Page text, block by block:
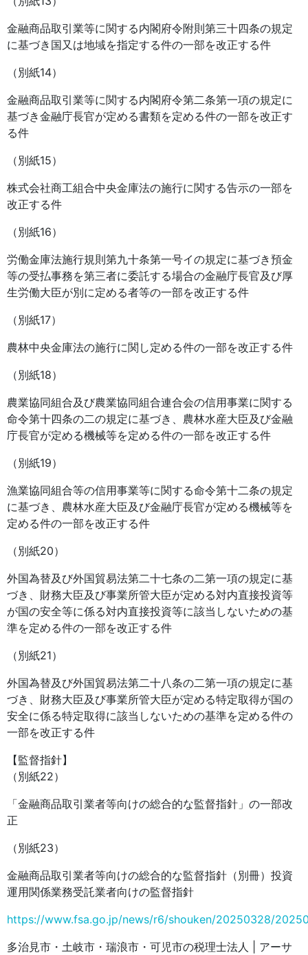
金融商品取引業等に関する内閣府令附則第三十四条の規定
に基づき国又は地域を指定する件の一部を改正する件
（別紙14）
金融商品取引業等に関する内閣府令第二条第一項の規定に
基づき金融庁長官が定める書類を定める件の一部を改正す
る件
（別紙15）
株式会社商工組合中央金庫法の施行に関する告示の一部を
改正する件
（別紙16）
労働金庫法施行規則第九十条第一号イの規定に基づき預金
等の受払事務を第三者に委託する場合の金融庁長官及び厚
生労働大臣が別に定める者等の一部を改正する件
（別紙17）
農林中央金庫法の施行に関し定める件の一部を改正する件
（別紙18）
農業協同組合及び農業協同組合連合会の信用事業に関する
命令第十四条の二の規定に基づき、農林水産大臣及び金融
庁長官が定める機械等を定める件の一部を改正する件
（別紙19）
漁業協同組合等の信用事業等に関する命令第十二条の規定
に基づき、農林水産大臣及び金融庁長官が定める機械等を
定める件の一部を改正する件
（別紙20）
外国為替及び外国貿易法第二十七条の二第一項の規定に基
づき、財務大臣及び事業所管大臣が定める対内直接投資等
が国の安全等に係る対内直接投資等に該当しないための基
準を定める件の一部を改正する件
（別紙21）
外国為替及び外国貿易法第二十八条の二第一項の規定に基
づき、財務大臣及び事業所管大臣が定める特定取得が国の
安全に係る特定取得に該当しないための基準を定める件の
一部を改正する件
【監督指針】
（別紙22）
「金融商品取引業者等向けの総合的な監督指針」の一部改
正
（別紙23）
金融商品取引業者等向けの総合的な監督指針（別冊）投資
運用関係業務受託業者向けの監督指針
https://www.fsa.go.jp/news/r6/shouken/20250328/
多治見市・土岐市・瑞浪市・可児市の税理士法人 | アーサ